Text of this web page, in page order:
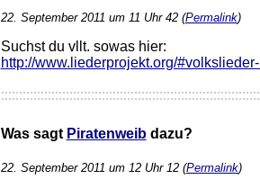
22. September 2011 um 11 Uhr 42 (Permalink)
Suchst du vllt. sowas hier:
http://www.liederprojekt.org/
Was sagt Piratenweibdazu?
22. September 2011 um 12 Uhr 12 (Permalink)